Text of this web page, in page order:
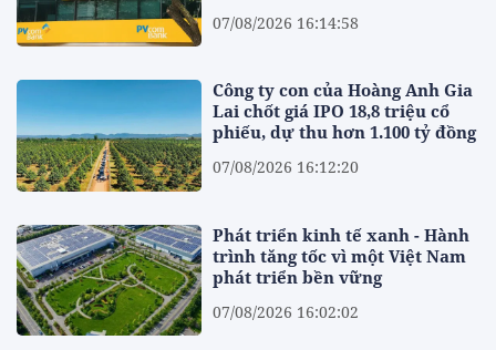
07/08/2026 16:14:58
Công ty con của Hoàng Anh Gia
Lai chốt giá IPO 18,8 triệu cổ
phiếu, dự thu hơn 1.100 tỷ đồng
07/08/2026 16:12:20
Phát triển kinh tế xanh - Hành
trình tăng tốc vì một Việt Nam
phát triển bền vững
07/08/2026 16:02:02